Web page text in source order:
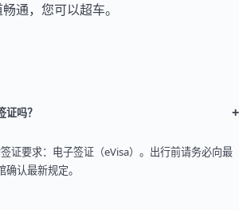
通，您可以超车。
证吗？ +
证要求：电子签证（eVisa）。出行前请务必向最
认最新规定。